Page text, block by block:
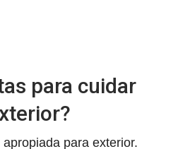
para cuidar
apropiada para exterior.